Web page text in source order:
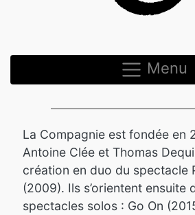
Menu
La Compagnie est fondée en
Antoine Clée et Thomas
création en duo du spectacle
(2009). Ils s’orientent ensuite
spectacles solos : Go On